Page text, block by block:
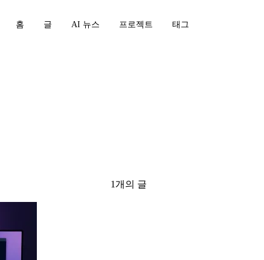
홈 글 AI 뉴스 프로젝트 태그
1개의 글